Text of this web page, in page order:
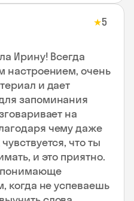
★5
Ирину! Всегда
настроением, очень
и дает
запоминания
на
чему даже
что ты
и это приятно.
понимающе
когда не успеваешь